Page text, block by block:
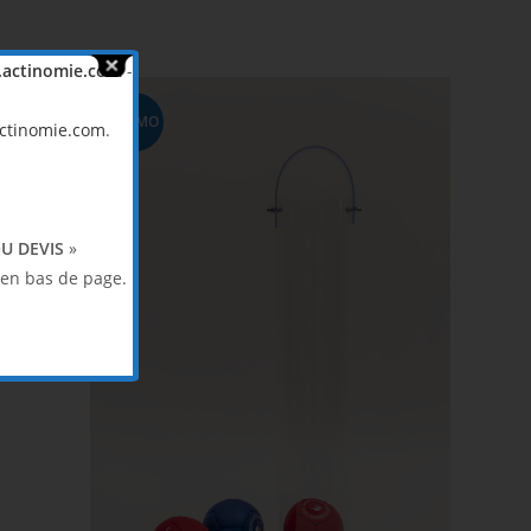
PROMO
-
.
DEVIS »
bas de page.